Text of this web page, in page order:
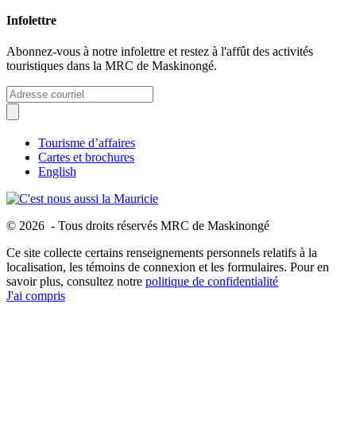
Infolettre
Abonnez-vous à notre infolettre et restez à l'affût des activités
touristiques dans la MRC de Maskinongé.
Tourisme d’affaires
Cartes et brochures
English
© 2026 - Tous droits réservés MRC de Maskinongé
Ce site collecte certains renseignements personnels relatifs à la
localisation, les témoins de connexion et les formulaires. Pour en
savoir plus, consultez notre politique de confidentialité
J'ai compris